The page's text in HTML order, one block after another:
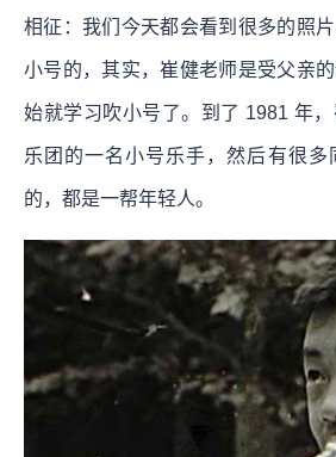
相征：我们今天都会看到很多的照
小号的，其实，崔健老师是受父亲
始就学习吹小号了。到了 1981 年
乐团的一名小号乐手，然后有很多
的，都是一帮年轻人。